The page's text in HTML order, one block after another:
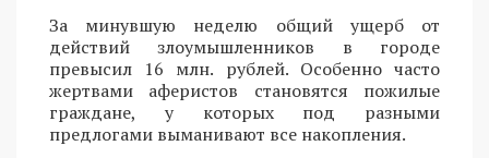
За минувшую неделю общий ущерб от
действий злоумышленников в городе
превысил 16 млн. рублей. Особенно часто
жертвами аферистов становятся пожилые
граждане, у которых под разными
предлогами выманивают все накопления.